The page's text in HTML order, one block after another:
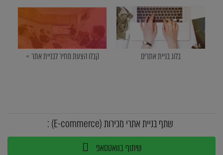
בלוג בניית אתרים קבלו הצעת מחיר לבניית אתר »
שתף בניית אתרי מכירות (E-commerce) :
שיתוף בוואטסאפ